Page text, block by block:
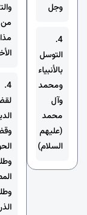
وجل
4.
التوسل
بالأنبياء
ومحمد
وآل
محمد
(عليهم
السلام)
من
4.